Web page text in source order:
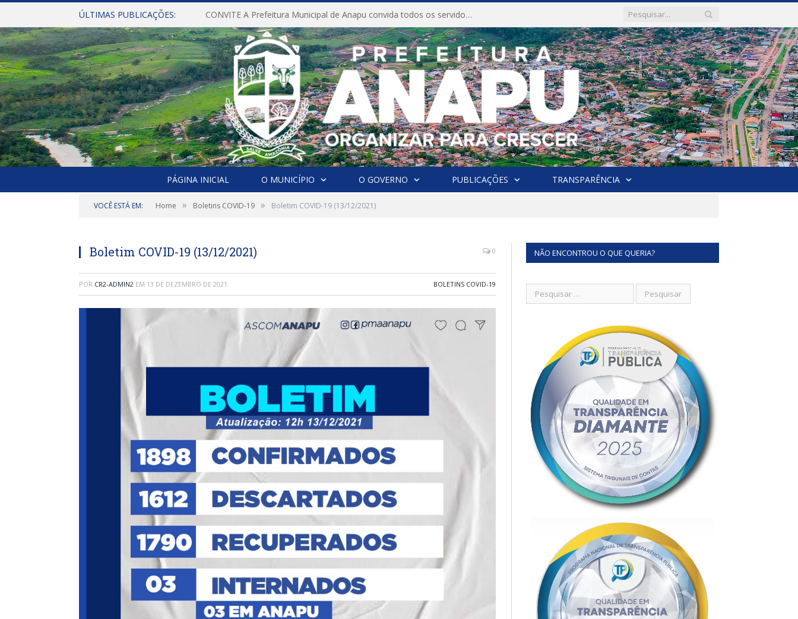
ÚLTIMAS PUBLICAÇÕES: CONVITE A Prefeitura Municipal de Anapu convida todos os servidores públicos municipais para participarem da Audiência Pública de discussão da Lei de Diretrizes Orçamentárias (LDO), importante instrumento de planejamento das ações e investimentos da Administração Pública para o próximo exercício financeiro.
PÁGINA INICIAL O MUNICÍPIO O GOVERNO PUBLICAÇÕES TRANSPARÊNCIA
VOCÊ ESTÁ EM: Home » Boletins COVID-19 » Boletim COVID-19 (13/12/2021)
Boletim COVID-19 (13/12/2021) 0
POR CR2-ADMIN2 EM 13 DE DEZEMBRO DE 2021 BOLETINS COVID-19
NÃO ENCONTROU O QUE QUERIA?